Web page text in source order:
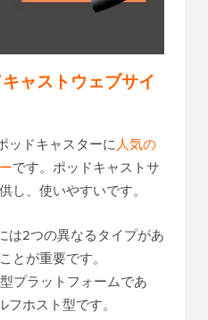
ャストウェブサイ
ッドキャスターに人気の
です。ポッドキャストサ
し、使いやすいです。
は2つの異なるタイプがあ
とが重要です。
プラットフォームであ
フホスト型です。